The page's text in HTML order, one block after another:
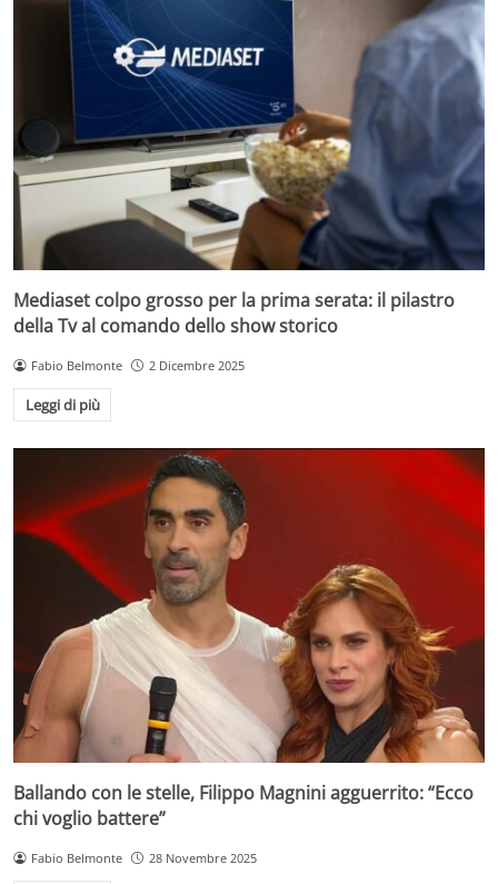
Mediaset colpo grosso per la prima serata: il pilastro
della Tv al comando dello show storico
Fabio Belmonte 2 Dicembre 2025
Leggi di più
Ballando con le stelle, Filippo Magnini agguerrito: “Ecco
chi voglio battere”
Fabio Belmonte 28 Novembre 2025